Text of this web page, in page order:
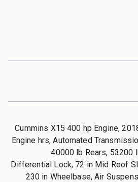
Cummins X15 400 hp Engine,
Engine hrs, Automated
40000 lb Rears, 53200
Differential Lock, 72 in Mid Roof
230 in Wheelbase, Air